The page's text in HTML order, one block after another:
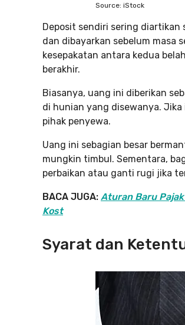
Source: iStock
Deposit sendiri sering diartikan
dan dibayarkan sebelum masa
kesepakatan antara kedua
berakhir.
Biasanya, uang ini diberikan
di hunian yang disewanya.
pihak penyewa.
Uang ini sebagian besar
mungkin timbul. Sementara,
perbaikan atau ganti rugi jika
BACA JUGA: Aturan Baru
Kost
Syarat dan